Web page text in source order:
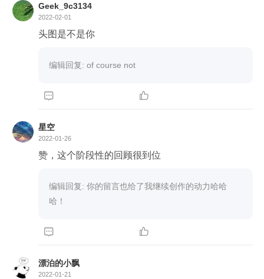
Geek_9c3134
2022-02-01
头图是不是你
编辑回复: of course not
 
星空
2022-01-26
赞，这个阶段性的回顾很到位
编辑回复: 你的留言也给了我继续创作的动力哈哈
哈！
 
漂泊的小飘
2022-01-21